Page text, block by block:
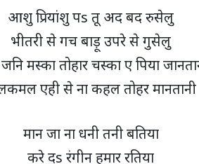
आशु प्रियांशु पs तू अद बद रुसेलु
भीतरी से गच बाड़ू उपरे से गुसेलु
मस्का तोहार चस्का ए पिया
एही से ना कहल तोहर मानतानी
मान जा ना धनी तनी बतिया
करे दs रंगीन हमार रतिया